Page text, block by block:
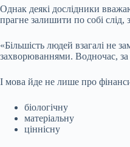
Однак деякі дослідники
прагне залишити по собі слід,
«Більшість людей взагалі не
захворюваннями. Водночас,
І мова йде не лише про
біологічну
матеріальну
ціннісну